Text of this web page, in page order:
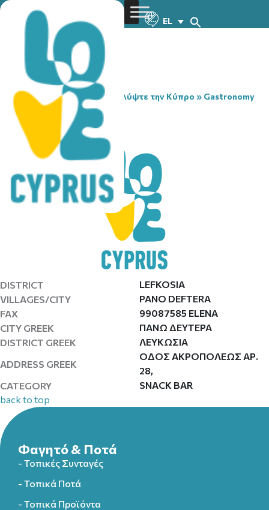
EL
You are here:Home» Ανακαλύψτε την Κύπρο » Gastronomy
» LOUFA FUN PARK
LOUFA FUN PARK
DISTRICT
LEFKOSIA
VILLAGES/CITY
PANO DEFTERA
FAX
99087585 ELENA
CITY GREEK
ΠΑΝΩ ΔΕΥΤΕΡΑ
DISTRICT GREEK
ΛΕΥΚΩΣΙΑ
ADDRESS GREEK
ΟΔΟΣ ΑΚΡΟΠΟΛΕΩΣ ΑΡ.
28,
CATEGORY
SNACK BAR
back to top
Φαγητό & Ποτά
- Τοπικές Συνταγές
- Τοπικά Ποτά
- Τοπικά Προϊόντα